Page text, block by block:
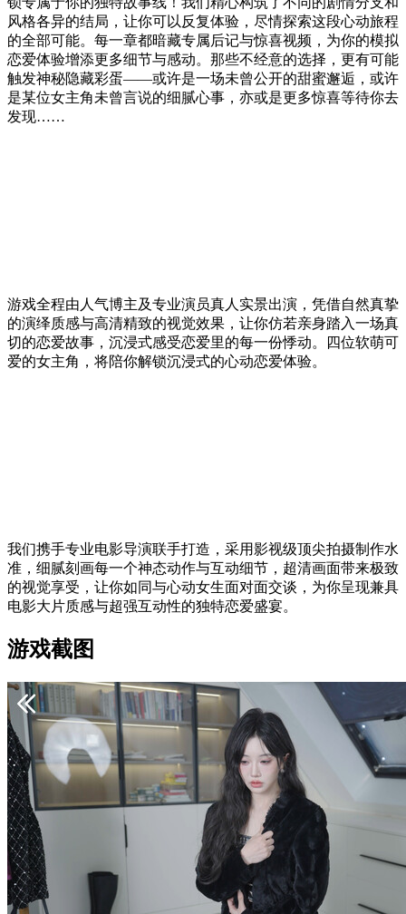
风格各异的结局，让你可以反复体验，尽情探索这段心动旅程
的全部可能。每一章都暗藏专属后记与惊喜视频，为你的模拟
恋爱体验增添更多细节与感动。那些不经意的选择，更有可能
触发神秘隐藏彩蛋——或许是一场未曾公开的甜蜜邂逅，或许
是某位女主角未曾言说的细腻心事，亦或是更多惊喜等待你去
发现……
游戏全程由人气博主及专业演员真人实景出演，凭借自然真挚
的演绎质感与高清精致的视觉效果，让你仿若亲身踏入一场真
切的恋爱故事，沉浸式感受恋爱里的每一份悸动。四位软萌可
爱的女主角，将陪你解锁沉浸式的心动恋爱体验。
我们携手专业电影导演联手打造，采用影视级顶尖拍摄制作水
准，细腻刻画每一个神态动作与互动细节，超清画面带来极致
的视觉享受，让你如同与心动女生面对面交谈，为你呈现兼具
电影大片质感与超强互动性的独特恋爱盛宴。
游戏截图